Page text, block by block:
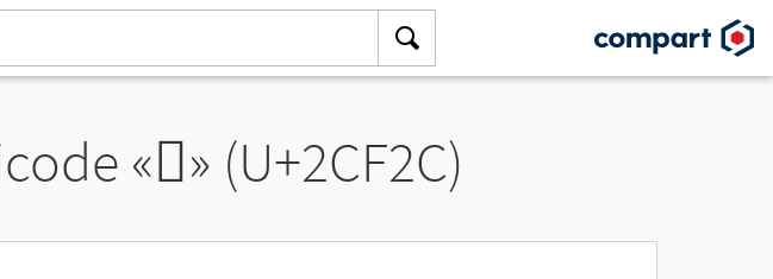
«𬼬» (U+2CF2C)